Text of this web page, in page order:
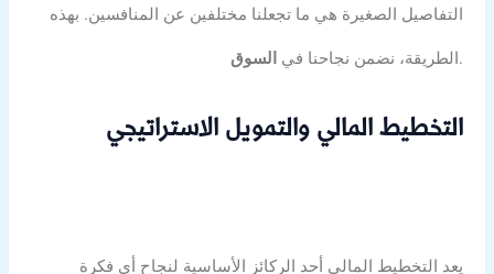
التفاصيل الصغيرة هي ما تجعلنا مختلفين عن المنافسين. بهذه
الطريقة، نضمن نجاحنا في السوق .
التخطيط المالي والتمويل الاستراتيجي
يعد التخطيط المالي أحد الركائز الأساسية لنجاح أي فكرة